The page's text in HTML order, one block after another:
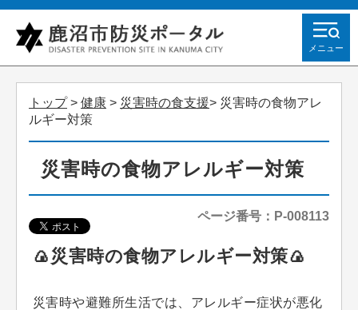
メニュー
トップ> 健康 > 災害時の食支援> 災害時の食物アレ
ルギー対策
災害時の食物アレルギー対策
ページ番号：P-008113
🍙災害時の食物アレルギー対策🍙
災害時や避難所生活では、アレルギー症状が悪化